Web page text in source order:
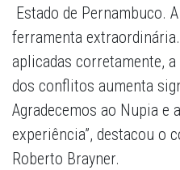
Estado de Pernambuco.
ferramenta
aplicadas corretamente,
dos conflitos aumenta
Agradecemos ao Nupia e
experiência”, destacou o
Roberto Brayner.